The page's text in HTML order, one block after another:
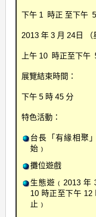
下午 1 時正 至下午
2013 年 3 月 24日
上午 10 時正至下午
展覽結束時間：
下午 5 時 45 分
特色活動：
台長「有緣相聚
始﹚
攤位遊戲
生態遊﹙2013 年
10 時正至下午 12
止﹚